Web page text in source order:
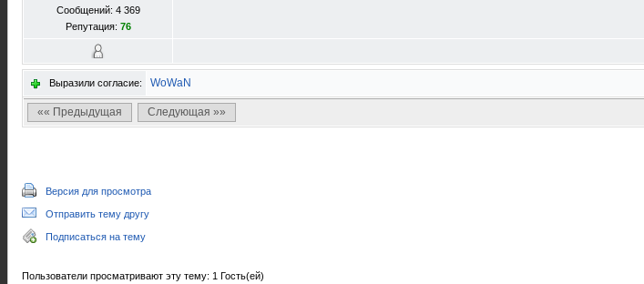
Сообщений: 4 369
Репутация: 76
Выразили согласие: WoWaN
«« Предыдущая Следующая »»
Версия для просмотра
Отправить тему другу
Подписаться на тему
Пользователи просматривают эту тему: 1 Гость(ей)